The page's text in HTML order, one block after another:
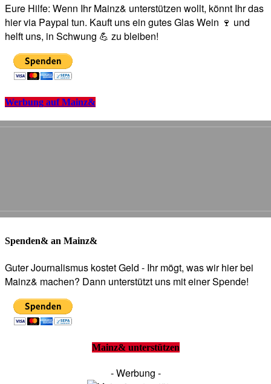
Eure Hilfe: Wenn Ihr Mainz& unterstützen wollt, könnt Ihr das
hier via Paypal tun. Kauft uns ein gutes Glas Wein 🍷 und
helft uns, in Schwung 💪 zu bleiben!
Werbung auf Mainz&
Spenden& an Mainz&
Guter Journalismus kostet Geld - Ihr mögt, was wir hier bei
Mainz& machen? Dann unterstützt uns mit einer Spende!
Mainz& unterstützen
- Werbung -